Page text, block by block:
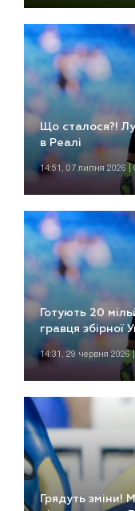
Що сталося?!
в Реалі
14:51, 07 липня 2026
Готують 20
гравця збірної
14:31, 29 червня
Грядуть зміни!